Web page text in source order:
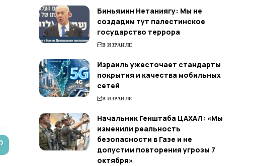
Биньямин Нетаниягу: Мы не
создадим тут палестинское
государство террора
В ИЗРАИЛЕ
Израиль ужесточает стандарты
покрытия и качества мобильных
сетей
В ИЗРАИЛЕ
Начальник Генштаба ЦАХАЛ: «Мы
изменили реальность
безопасности в Газе и не
допустим повторения угрозы 7
октября»